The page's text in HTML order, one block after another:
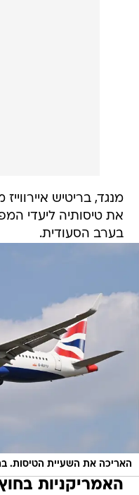
מנגד, בריטיש
את טיסותיה ליעדי
בערב הסעודית.
האריכה את השעיית הטיסות.
האמריקניות